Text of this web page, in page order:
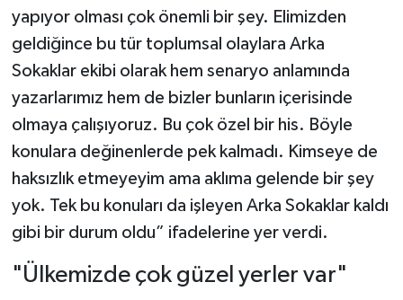
yapıyor olması çok önemli bir şey. Elimizden
geldiğince bu tür toplumsal olaylara Arka
Sokaklar ekibi olarak hem senaryo anlamında
yazarlarımız hem de bizler bunların içerisinde
olmaya çalışıyoruz. Bu çok özel bir his. Böyle
konulara değinenlerde pek kalmadı. Kimseye de
haksızlık etmeyeyim ama aklıma gelende bir şey
yok. Tek bu konuları da işleyen Arka Sokaklar kaldı
gibi bir durum oldu” ifadelerine yer verdi.
"Ülkemizde çok güzel yerler var"